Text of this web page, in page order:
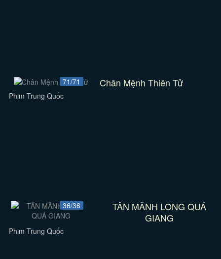
71/71 Chân Mệnh Thiên Tử
Phim Trung Quốc
36/36
TÂN MÃNH LONG QUÁ
GIANG
Phim Trung Quốc